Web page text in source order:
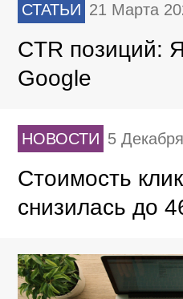
СТАТЬИ 21 Марта
CTR позиций:
Google
НОВОСТИ 5
Стоимость
снизилась до